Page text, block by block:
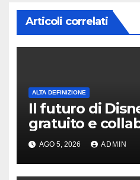
Articoli correlati
ALTA DEFINIZIONE
Il futuro di
gratuito e
TikTok
AGO 5, 2026 ADMIN